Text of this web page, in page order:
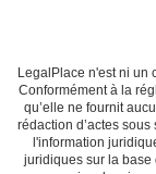
LegalPlace n'est ni un
Conformément à la
qu’elle ne fournit
rédaction d’actes
l'information
juridiques sur la base